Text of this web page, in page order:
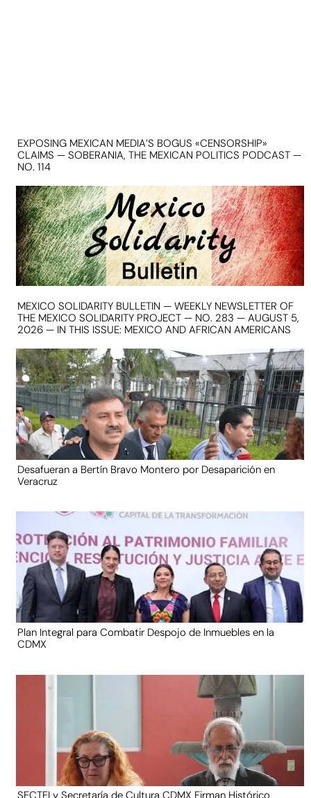
EXPOSING MEXICAN MEDIA’S BOGUS «CENSORSHIP»
CLAIMS — SOBERANIA, THE MEXICAN POLITICS PODCAST —
NO. 114
MEXICO SOLIDARITY BULLETIN — WEEKLY NEWSLETTER OF
THE MEXICO SOLIDARITY PROJECT — NO. 283 — AUGUST 5,
2026 — IN THIS ISSUE: MEXICO AND AFRICAN AMERICANS
Desafueran a Bertín Bravo Montero por Desaparición en
Veracruz
Plan Integral para Combatir Despojo de Inmuebles en la
CDMX